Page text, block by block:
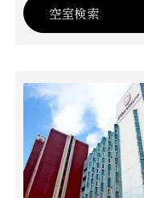
空室検索